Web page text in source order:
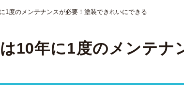
1度のメンテナンスが必要！塗装できれいにできる
10年に1度のメンテナ